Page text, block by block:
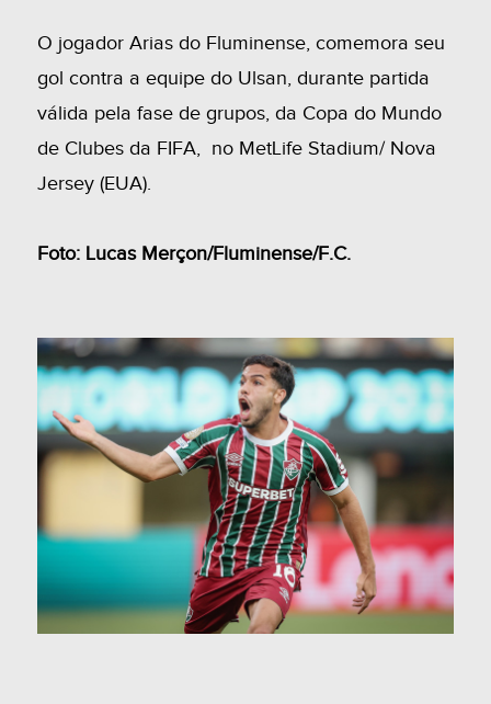
O jogador Arias do Fluminense, comemora seu
gol contra a equipe do Ulsan, durante partida
válida pela fase de grupos, da Copa do Mundo
de Clubes da FIFA, no MetLife Stadium/ Nova
Jersey (EUA).
Foto: Lucas Merçon/Fluminense/F.C.